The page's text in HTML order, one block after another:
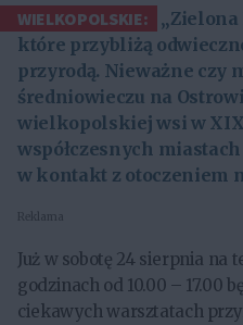
WIELKOPOLSKIE:
które przybliżą
przyrodą. Nieważne czy
średniowieczu na
wielkopolskiej wsi w
współczesnych
w kontakt z otoczeniem
Reklama
Już w sobotę 24 sierpnia na
godzinach od 10.00 – 17.00
ciekawych warsztatach